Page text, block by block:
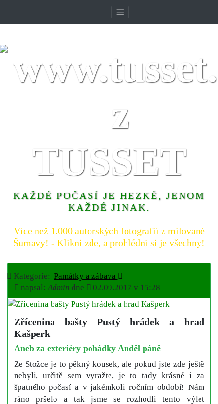
TUSSET
KAŽDÉ POČASÍ JE HEZKÉ, JENOM
KAŽDÉ JINAK.
Více než 1.000 autorských fotografií z milované
Šumavy! - Klikni zde, a prohlédni si je všechny!
Kategorie: Památky a zábava
napsal:Admin dne 02.09.2017 v 15:28
Zřícenina bašty Pustý hrádek a hrad
Kašperk
Aneb za exteriéry pohádky Anděl páně
Ze Stožce je to pěkný kousek, ale pokud jste zde ještě
nebyli, určitě sem vyražte, je to tady krásné i za
špatného počasí a v jakémkoli ročním období! Nám
ráno pršelo a tak jsme se rozhodli tento výlet